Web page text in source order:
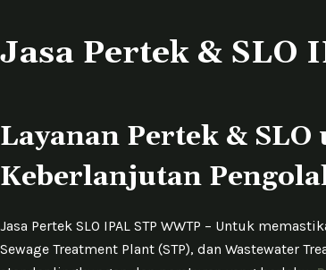
o
n
t
Jasa Pertek & SLO
Layanan Pertek &
Keberlanjutan
Jasa Pertek SLO IPAL STP WWTP – Untuk
Sewage Treatment Plant (STP), dan Wastewater